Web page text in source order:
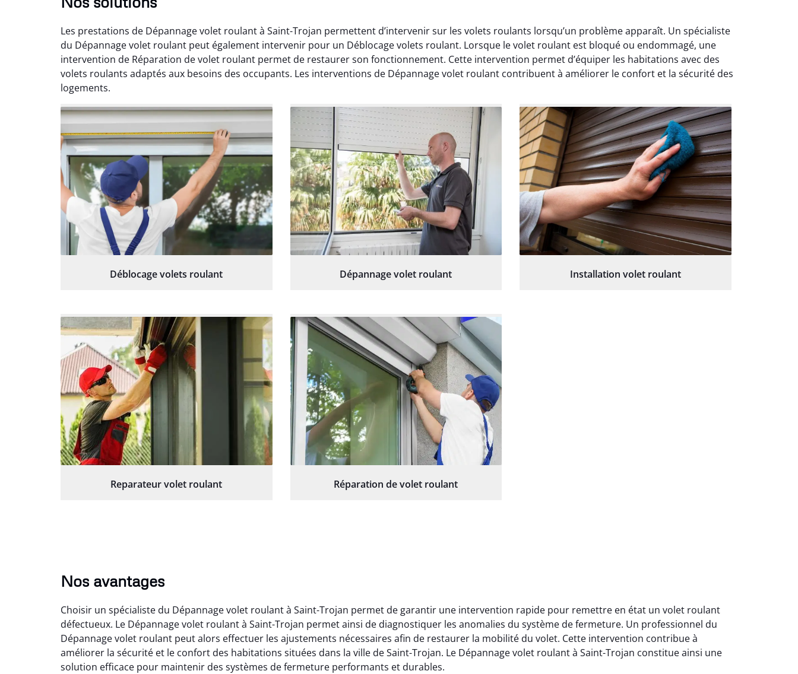
Les prestations de Dépannage volet roulant à Saint-Trojan permettent d’intervenir sur les volets roulants lorsqu’un problème apparaît. Un spécialiste
du Dépannage volet roulant peut également intervenir pour un Déblocage volets roulant. Lorsque le volet roulant est bloqué ou endommagé, une
intervention de Réparation de volet roulant permet de restaurer son fonctionnement. Cette intervention permet d’équiper les habitations avec des
volets roulants adaptés aux besoins des occupants. Les interventions de Dépannage volet roulant contribuent à améliorer le confort et la sécurité des
logements.
Déblocage volets roulant Dépannage volet roulant Installation volet roulant
Reparateur volet roulant Réparation de volet roulant
Nos avantages
Choisir un spécialiste du Dépannage volet roulant à Saint-Trojan permet de garantir une intervention rapide pour remettre en état un volet roulant
défectueux. Le Dépannage volet roulant à Saint-Trojan permet ainsi de diagnostiquer les anomalies du système de fermeture. Un professionnel du
Dépannage volet roulant peut alors effectuer les ajustements nécessaires afin de restaurer la mobilité du volet. Cette intervention contribue à
améliorer la sécurité et le confort des habitations situées dans la ville de Saint-Trojan. Le Dépannage volet roulant à Saint-Trojan constitue ainsi une
solution efficace pour maintenir des systèmes de fermeture performants et durables.